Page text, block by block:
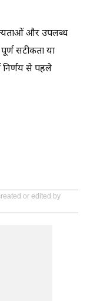
और उपलब्ध
सटीकता या
निर्णय से पहले
or edited by